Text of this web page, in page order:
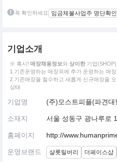
꼭 확인하세요 임금체불사업주 명단확인
기업소개
※ 혹시! 매장채용정보와 상이한 기업
1.기존운영하는 매장외에 추가 운영하는 매장
2.기존매장을 철수하고 새롭게 신규매장을
상태
기업명 (주)모스트피플(파견대
소재지 서울 성동구 광나루로
홈페이지 http://
운영브랜드 샬롯틸버리 더페이스샵